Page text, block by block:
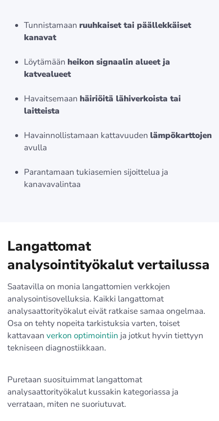
Tunnistamaan ruuhkaiset tai päällekkäiset
kanavat
Löytämään heikon signaalin alueet ja
katvealueet
Havaitsemaan häiriöitä lähiverkoista tai
laitteista
Havainnollistamaan kattavuuden lämpökarttojen
avulla
Parantamaan tukiasemien sijoittelua ja
kanavavalintaa
Langattomat
analysointityökalut vertailussa
Saatavilla on monia langattomien verkkojen
analysointisovelluksia. Kaikki langattomat
analysaattorityökalut eivät ratkaise samaa ongelmaa.
Osa on tehty nopeita tarkistuksia varten, toiset
kattavaan verkon optimointiin ja jotkut hyvin tiettyyn
tekniseen diagnostiikkaan.
Puretaan suosituimmat langattomat
analysaattorityökalut kussakin kategoriassa ja
verrataan, miten ne suoriutuvat.